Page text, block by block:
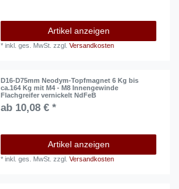
Artikel anzeigen
*inkl. ges. MwSt. zzgl.Versandkosten
D16-D75mm Neodym-Topfmagnet 6 Kg bis
ca.164 Kg mit M4 - M8 Innengewinde
Flachgreifer vernickelt NdFeB
ab 10,08 € *
Artikel anzeigen
*inkl. ges. MwSt. zzgl.Versandkosten